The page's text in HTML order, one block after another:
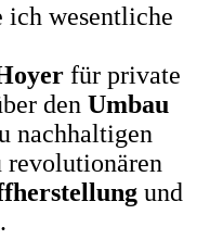
ich wesentliche
für private
den Umbau
nachhaltigen
revolutionären
und